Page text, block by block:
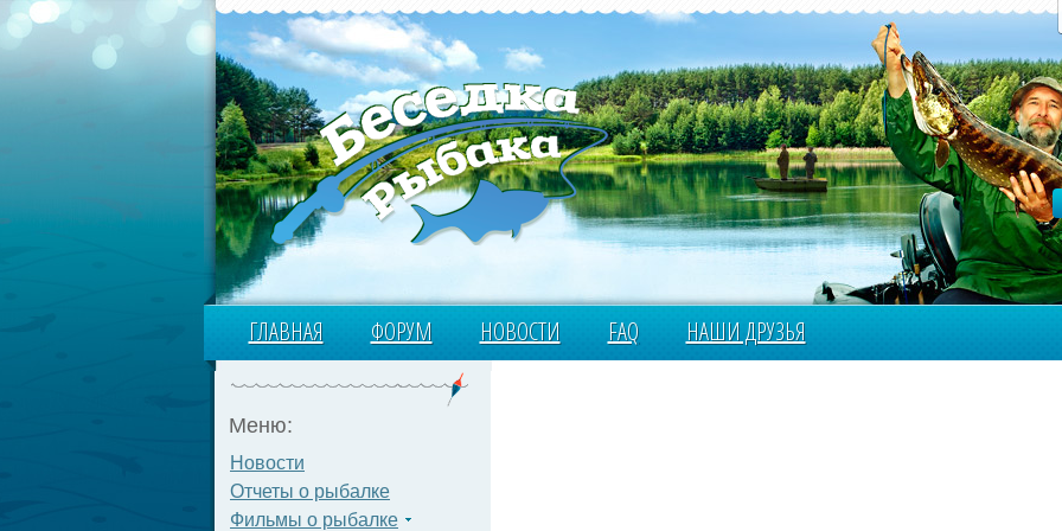
ГЛАВНАЯ ФОРУМ НОВОСТИ FAQ НАШИ ДРУЗЬЯ
Меню:
Новости
Отчеты о рыбалке
Фильмы о рыбалке